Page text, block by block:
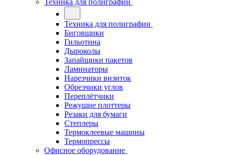
Техника для полиграфии
Техника для полиграфии
Биговщики
Гильотина
Дыроколы
Запайщики пакетов
Ламинаторы
Нарезчики визиток
Обрезчики углов
Переплётчики
Режущие плоттеры
Резаки для бумаги
Степлеры
Термоклеевые машины
Термопрессы
Офисное оборудование